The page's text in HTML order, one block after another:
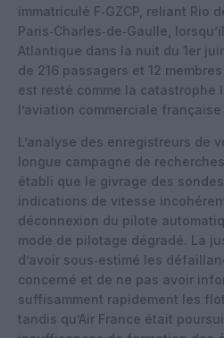
immatriculé F‑GZCP, reliant Rio
Paris‑Charles‑de‑Gaulle,
Atlantique dans la nuit du 1er
de 216 passagers et 12
est resté comme la catastrophe
l’aviation commerciale
L’analyse des enregistreurs de
longue campagne de
établi que le givrage des
indications de vitesse
déconnexion du pilote
mode de pilotage dégradé. La
d’avoir sous‑estimé les
concerné et de ne pas avoir
suffisamment rapidement les
tandis qu’Air France était